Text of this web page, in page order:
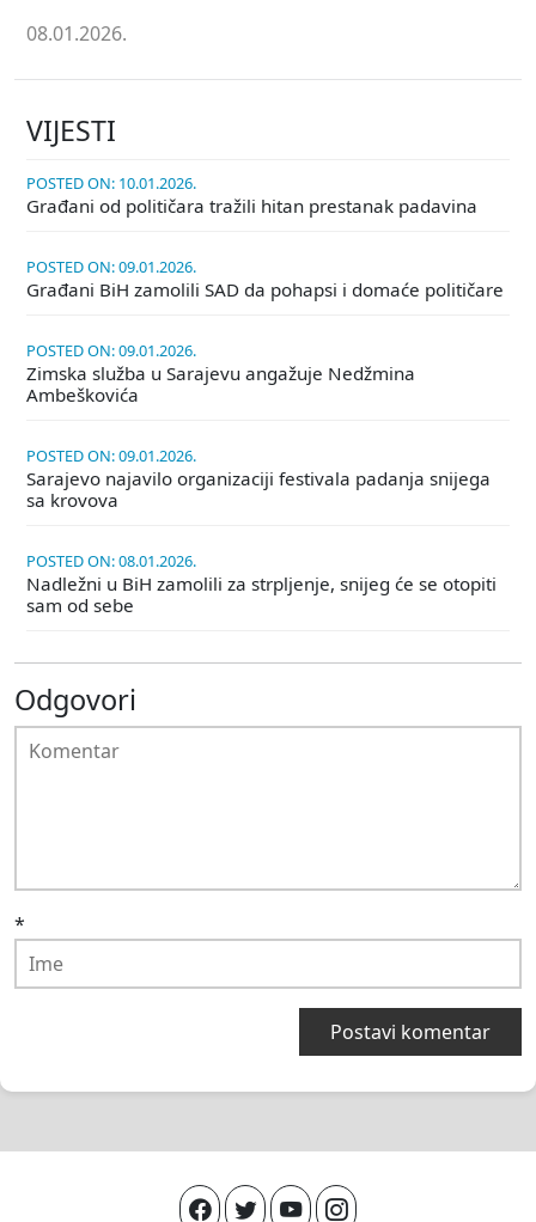
08.01.2026.
VIJESTI
POSTED ON: 10.01.2026.
Građani od političara tražili hitan prestanak padavina
POSTED ON: 09.01.2026.
Građani BiH zamolili SAD da pohapsi i domaće političare
POSTED ON: 09.01.2026.
Zimska služba u Sarajevu angažuje Nedžmina
Ambeškovića
POSTED ON: 09.01.2026.
Sarajevo najavilo organizaciji festivala padanja snijega
sa krovova
POSTED ON: 08.01.2026.
Nadležni u BiH zamolili za strpljenje, snijeg će se otopiti
sam od sebe
Odgovori
*